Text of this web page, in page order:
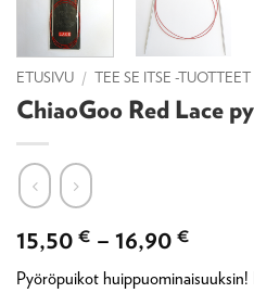
ETUSIVU / TEE SE ITSE -TUOTTEET
ChiaoGoo Red Lace
15,50 € – 16,90 €
15,50
Pyöröpuikot